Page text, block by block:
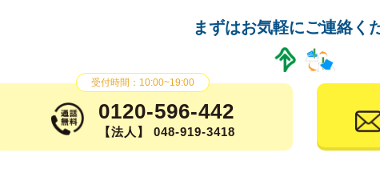
まずはお気軽にご連絡く
受付時間：10:00~19:00
0120-596-442
【法人】 048-919-3418